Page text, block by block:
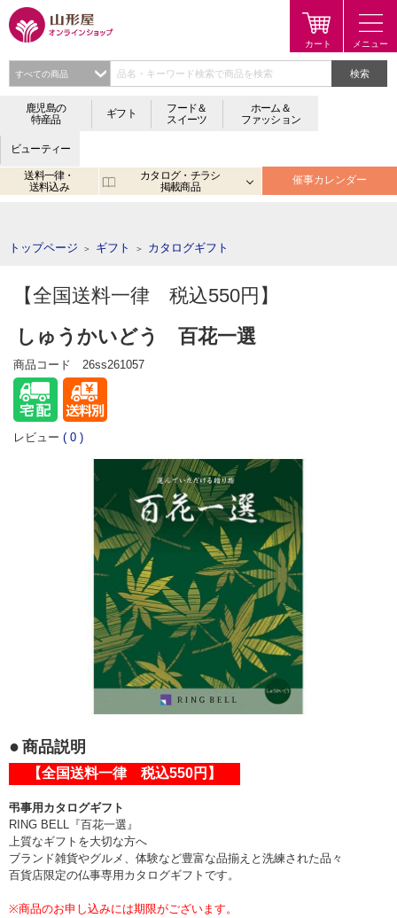
検索
鹿児島の
特産品
ギフト
フード＆
スイーツ
ホーム＆
ファッション
ビューティー
送料一律・
送料込み
カタログ・チラシ
掲載商品
催事カレンダー
トップページ ＞ ギフト ＞ カタログギフト
【全国送料一律 税込550円】
しゅうかいどう 百花一選
商品コード 26ss261057
レビュー ( 0 )
商品説明
【全国送料一律 税込550円】
弔事用カタログギフト
RING BELL『百花一選』
上質なギフトを大切な方へ
ブランド雑貨やグルメ、体験など豊富な品揃えと洗練された品々
百貨店限定の仏事専用カタログギフトです。
※商品のお申し込みには期限がございます。